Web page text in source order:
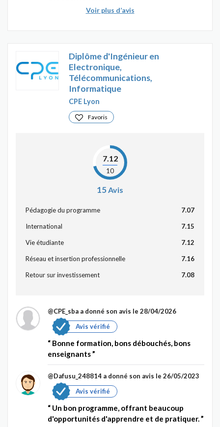
Voir plus d’avis
Diplôme d'Ingénieur en
Electronique,
Télécommunications,
Informatique
CPE Lyon
Favoris
7.12
10
15Avis
Pédagogie du programme 7.07
International 7.15
Vie étudiante 7.12
Réseau et insertion professionnelle 7.16
Retour sur investissement 7.08
@CPE_sba a donné son avis le 28/04/2026
Avis vérifié
Bonne formation, bons débouchés, bons
enseignants
@Dafusu_248814 a donné son avis le 26/05/2023
Avis vérifié
Un bon programme, offrant beaucoup
d'opportunités d'apprendre et de pratiquer.